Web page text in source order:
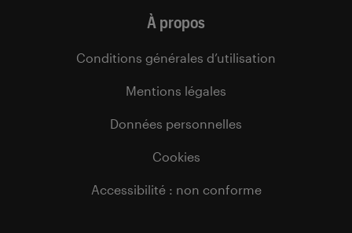
À propos
Conditions générales d’utilisation
Mentions légales
Données personnelles
Cookies
Accessibilité : non conforme